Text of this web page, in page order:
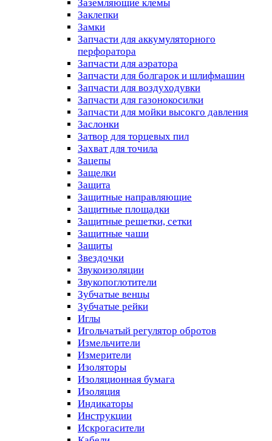
Заземляющие клемы
Заклепки
Замки
Запчасти для аккумуляторного
перфоратора
Запчасти для аэратора
Запчасти для болгарок и шлифмашин
Запчасти для воздуходувки
Запчасти для газонокосилки
Запчасти для мойки высокго давления
Заслонки
Затвор для торцевых пил
Захват для точила
Зацепы
Защелки
Защита
Защитные направляющие
Защитные площадки
Защитные решетки, сетки
Защитные чаши
Защиты
Звездочки
Звукоизоляции
Звукопоглотители
Зубчатые венцы
Зубчатые рейки
Иглы
Игольчатый регулятор обротов
Измельчители
Измерители
Изоляторы
Изоляционная бумага
Изоляция
Индикаторы
Инструкции
Искрогасители